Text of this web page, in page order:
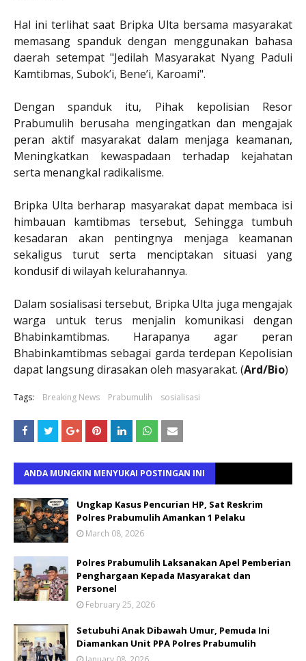
Hal ini terlihat saat Bripka Ulta bersama masyarakat
memasang spanduk dengan menggunakan bahasa
daerah setempat "Jedilah Masyarakat Nyang Paduli
Kamtibmas, Subok’i, Bene’i, Karoami".
Dengan spanduk itu, Pihak kepolisian Resor
Prabumulih berusaha mengingatkan dan mengajak
peran aktif masyarakat dalam menjaga keamanan,
Meningkatkan kewaspadaan terhadap kejahatan
serta menangkal radikalisme.
Bripka Ulta berharap masyarakat dapat membaca isi
himbauan kamtibmas tersebut, Sehingga tumbuh
kesadaran akan pentingnya menjaga keamanan
sekaligus turut serta menciptakan situasi yang
kondusif di wilayah kelurahannya.
Dalam sosialisasi tersebut, Bripka Ulta juga mengajak
warga untuk terus menjalin komunikasi dengan
Bhabinkamtibmas. Harapanya agar peran
Bhabinkamtibmas sebagai garda terdepan Kepolisian
dapat langsung dirasakan oleh masyarakat. (Ard/Bio)
Tags: Breaking News Prabumulih sosialisasi
ANDA MUNGKIN MENYUKAI POSTINGAN INI
Ungkap Kasus Pencurian HP, Sat Reskrim
Polres Prabumulih Amankan 1 Pelaku
March 08, 2026
Polres Prabumulih Laksanakan Apel Pemberian
Penghargaan Kepada Masyarakat dan
Personel
February 25, 2026
Setubuhi Anak Dibawah Umur, Pemuda Ini
Diamankan Unit PPA Polres Prabumulih